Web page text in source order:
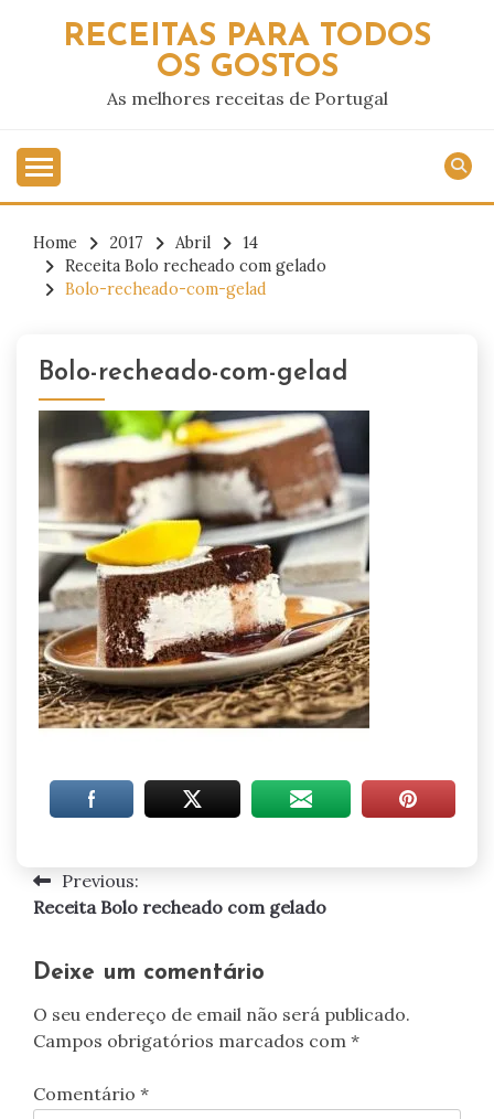
RECEITAS PARA TODOS
OS GOSTOS
As melhores receitas de Portugal
Home 2017 Abril
14
Receita Bolo recheado com gelado
Bolo-recheado-com-gelad
Bolo-recheado-com-gelad
Navegação
artigos
Previous:
Receita Bolo recheado com gelado
Deixe um comentário
O seu endereço de email não será publicado.
Campos obrigatórios marcados com *
Comentário *